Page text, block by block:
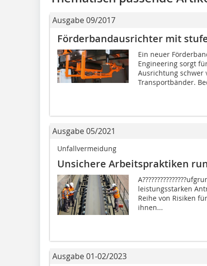
Ausgabe 09/2017
Förderbandausrichter mit
Ein neuer
Engineering sorgt
Ausrichtung schwer
Transportbänder.
Ausgabe 05/2021
Unfallvermeidung
Unsichere Arbeitspraktiken
leistungsstarken
Reihe von Risiken
ihnen...
Ausgabe 01-02/2023